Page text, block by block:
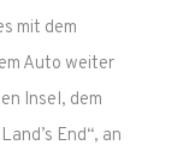
mit dem
Auto weiter
Insel, dem
End“, an